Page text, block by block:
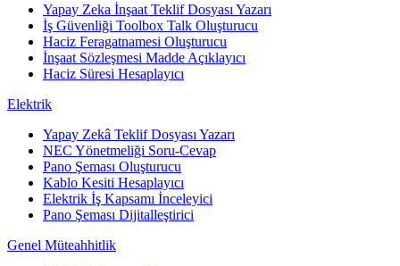
Yapay Zeka İnşaat Teklif Dosyası Yazarı
İş Güvenliği Toolbox Talk Oluşturucu
Haciz Feragatnamesi Oluşturucu
İnşaat Sözleşmesi Madde Açıklayıcı
Haciz Süresi Hesaplayıcı
Elektrik
Yapay Zekâ Teklif Dosyası Yazarı
NEC Yönetmeliği Soru-Cevap
Pano Şeması Oluşturucu
Kablo Kesiti Hesaplayıcı
Elektrik İş Kapsamı İnceleyici
Pano Şeması Dijitalleştirici
Genel Müteahhitlik